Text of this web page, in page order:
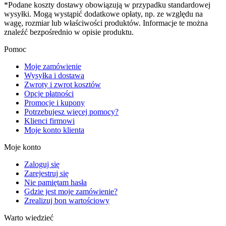
*Podane koszty dostawy obowiązują w przypadku standardowej
wysyłki. Mogą wystąpić dodatkowe opłaty, np. ze względu na
wagę, rozmiar lub właściwości produktów. Informacje te można
znaleźć bezpośrednio w opisie produktu.
Pomoc
Moje zamówienie
Wysyłka i dostawa
Zwroty i zwrot kosztów
Opcje płatności
Promocje i kupony
Potrzebujesz więcej pomocy?
Klienci firmowi
Moje konto klienta
Moje konto
Zaloguj się
Zarejestruj się
Nie pamiętam hasła
Gdzie jest moje zamówienie?
Zrealizuj bon wartościowy
Warto wiedzieć